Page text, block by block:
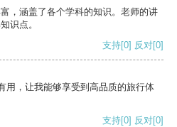
，涵盖了各个学科的知识。老师的讲
识点。
支持[0] 反对[0]
用，让我能够享受到高品质的旅行体
支持[0] 反对[0]